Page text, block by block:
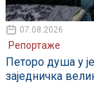
07.08.2026
Репортаже
Петоро душа у
заједничка